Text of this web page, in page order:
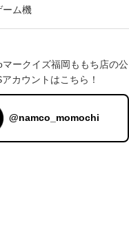
ーム機
マークイズ福岡ももち店の公
カウントはこちら！
@namco_momochi